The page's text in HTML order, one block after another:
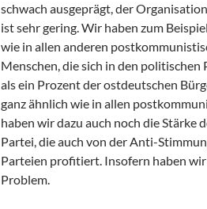
schwach ausgeprägt, der
ist sehr gering. Wir haben zum
wie in allen anderen
Menschen, die sich in den politischen
als ein Prozent der ostdeutschen
ganz ähnlich wie in allen
haben wir dazu auch noch die Stärke
Partei, die auch von der Anti-
Parteien profitiert. Insofern haben
Problem.